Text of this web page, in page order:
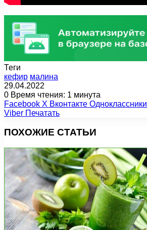
Теги
кефир малина
29.04.2022
0 Время чтения: 1 минута
Facebook X Вконтакте Одноклассники
Viber Печатать
ПОХОЖИЕ СТАТЬИ